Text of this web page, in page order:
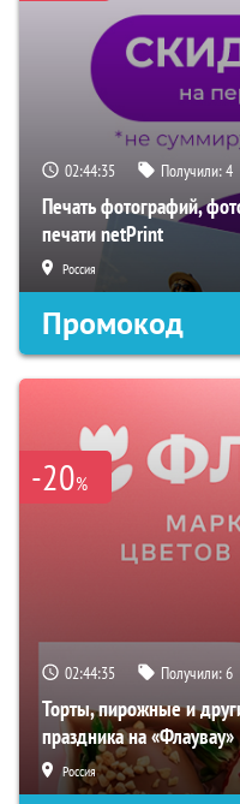
02:44:34 Получили:4
Печать фотографий,
печати netPrint
Россия
Промокод
-20%
02:44:34 Получили:6
Торты, пирожные и
праздника на «Флаувау»
Россия